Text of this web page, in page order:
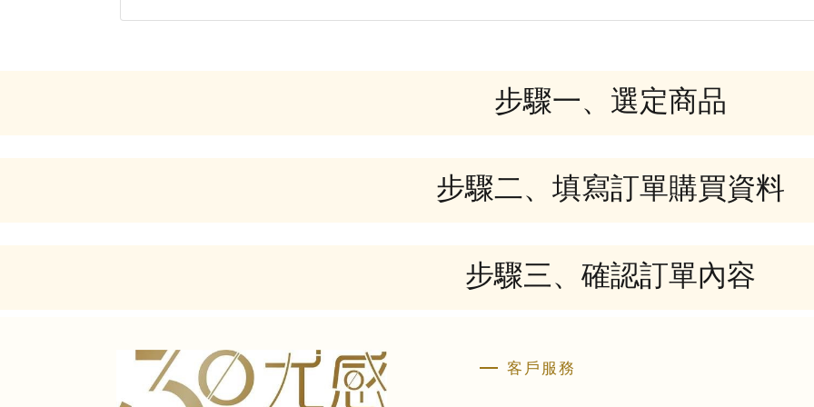
步驟一、選定商品
步驟二、填寫訂單購買資料
步驟三、確認訂單內容
客戶服務